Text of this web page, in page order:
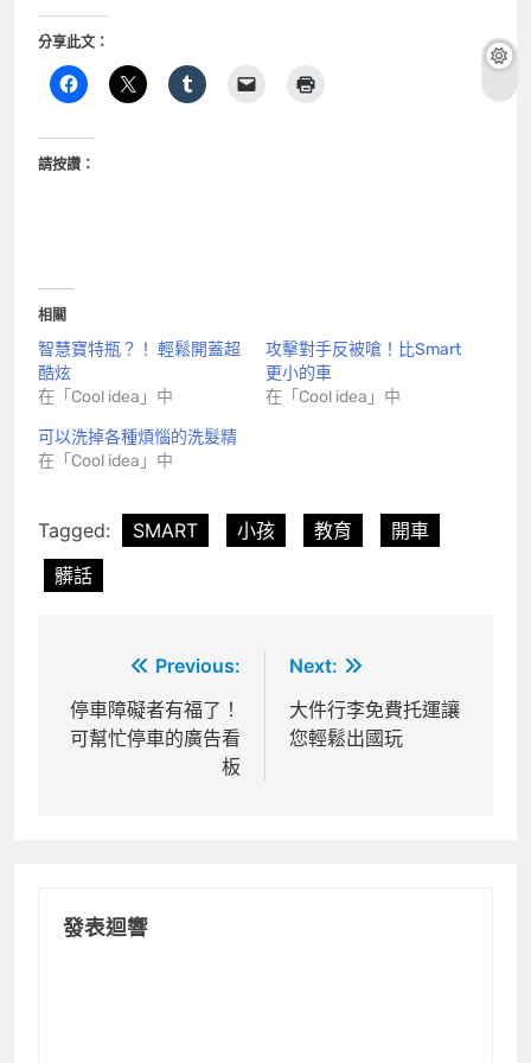
分享此文：
請按讚：
相關
智慧寶特瓶？！ 輕鬆開蓋超
酷炫
在「Cool idea」中
攻擊對手反被嗆！比Smart
更小的車
在「Cool idea」中
可以洗掉各種煩惱的洗髮精
在「Cool idea」中
Tagged: SMART 小孩 教育
開車
髒話
章
導
Previous:
停車障礙者有福了！
可幫忙停車的廣告看
板
Next:
大件行李免費托運讓
您輕鬆出國玩
發表迴響